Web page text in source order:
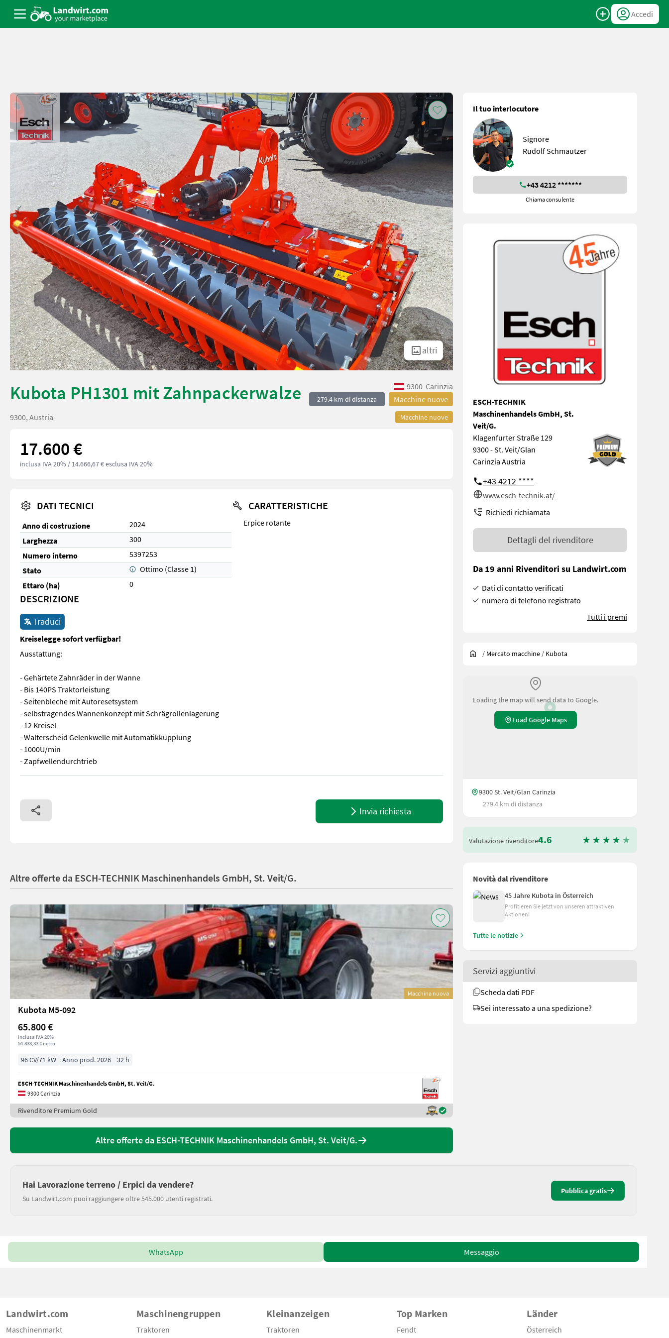
Accedi
altri
Kubota PH1301 mit Zahnpackerwalze 9300 Carinzia
279.4 km di distanza Macchine nuove
Macchine nuove
9300, Austria
17.600 €
inclusa IVA 20% / 14.666,67 € esclusa IVA 20%
DATI TECNICI
Anno di costruzione
2024
Larghezza
300
Numero interno
5397253
Stato
Ottimo (Classe 1)
Ettaro (ha)
0
CARATTERISTICHE
Erpice rotante
DESCRIZIONE
Traduci
Kreiselegge sofort verfügbar!
Ausstattung:
- Gehärtete Zahnräder in der Wanne
- Bis 140PS Traktorleistung
- Seitenbleche mit Autoresetsystem
- selbstragendes Wannenkonzept mit Schrägrollenlagerung
- 12 Kreisel
- Walterscheid Gelenkwelle mit Automatikkupplung
- 1000U/min
- Zapfwellendurchtrieb
Ausstattung: - Gehärtete Zahnräder in der Wanne - Bis 140PS Traktorleistung - Seitenbleche mit Autoresetsystem - selbstragendes Wannenkonzept mit Schrägrollenlagerung - 12 Kreisel -
Invia richiesta
Il tuo interlocutore
Signore
Rudolf Schmautzer
+43 4212 *******
Chiama consulente
ESCH-TECHNIK
Maschinenhandels GmbH, St.
Veit/G.
Klagenfurter Straße 129
9300 - St. Veit/Glan
Carinzia Austria
+43 4212 ****
www.esch-technik.at/
Richiedi richiamata
Dettagli del rivenditore
Da 19 anni Rivenditori su Landwirt.com
Dati di contatto verificati
numero di telefono registrato
Tutti i premi
/ Mercato macchine / Kubota
Loading the map will send data to Google.
Load Google Maps
9300 St. Veit/Glan Carinzia
279.4 km di distanza
Valutazione rivenditore4.6
Novità dal rivenditore
45 Jahre Kubota in Österreich
Profitieren Sie jetzt von unseren attraktiven
Aktionen!
Tutte le notizie
Servizi aggiuntivi
Scheda dati PDF
Sei interessato a una spedizione?
Altre offerte da ESCH-TECHNIK Maschinenhandels GmbH, St. Veit/G.
Macchina nuova
Kubota M5-092
65.800 €
inclusa IVA 20%
54.833,33 € netto
96 CV/71 kW Anno prod. 2026 32 h
ESCH-TECHNIK Maschinenhandels GmbH, St. Veit/G.
9300 Carinzia
Rivenditore Premium Gold
Kubota BV5160
Altre offerte da ESCH-TECHNIK Maschinenhandels GmbH, St. Veit/G.
Hai Lavorazione terreno / Erpici da vendere?
Su Landwirt.com puoi raggiungere oltre 545.000 utenti registrati.
Pubblica gratis
WhatsApp Messaggio
Landwirt.com
Maschinenmarkt
Maschinengruppen
Traktoren
Kleinanzeigen
Traktoren
Top Marken
Fendt
Länder
Österreich